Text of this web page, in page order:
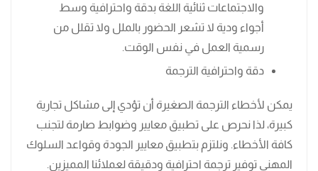
والاجتماعات ثنائية اللغة بدقة واحترافية وسط
أجواء ودية لا تشعر الحضور بالملل ولا تقلل من
رسمية العمل في نفس الوقت.
دقة واحترافية الترجمة
يمكن لأخطاء الترجمة الصغيرة أن تؤدي إلى مشاكل تجارية
كبيرة، لذا نحرص على تطبيق معايير وضوابط صارمة لتجنب
كافة الأخطاء. ونلتزم بتطبيق معايير الجودة وقواعد السلوك
المهني توفير ترجمة احترافية ودقيقة لعملائنا المميزين.